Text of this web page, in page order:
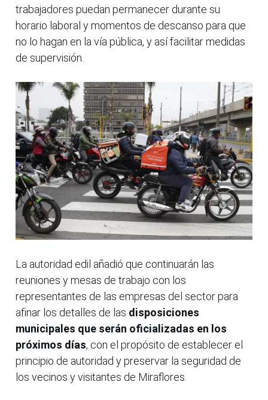
trabajadores puedan permanecer durante su
horario laboral y momentos de descanso para que
no lo hagan en la vía pública, y así facilitar medidas
de supervisión.
La autoridad edil añadió que continuarán las
reuniones y mesas de trabajo con los
representantes de las empresas del sector para
afinar los detalles de las disposiciones
municipales que serán oficializadas en los
próximos días, con el propósito de establecer el
principio de autoridad y preservar la seguridad de
los vecinos y visitantes de Miraflores.